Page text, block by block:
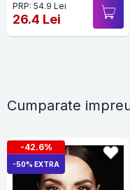
PRP: 54.9 Lei
26.4 Lei
Cumparate
-42.6%
-50% EXTRA